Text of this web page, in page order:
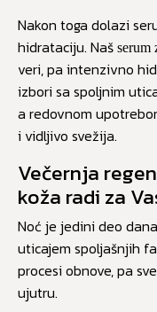
Nakon toga dolazi
hidrataciju. Naš serum
veri, pa intenzivno
izbori sa spoljnim
a redovnom
i vidljivo svežija.
Večernja
koža radi za
Noć je jedini deo
uticajem spoljašnjih
procesi obnove, pa
ujutru.